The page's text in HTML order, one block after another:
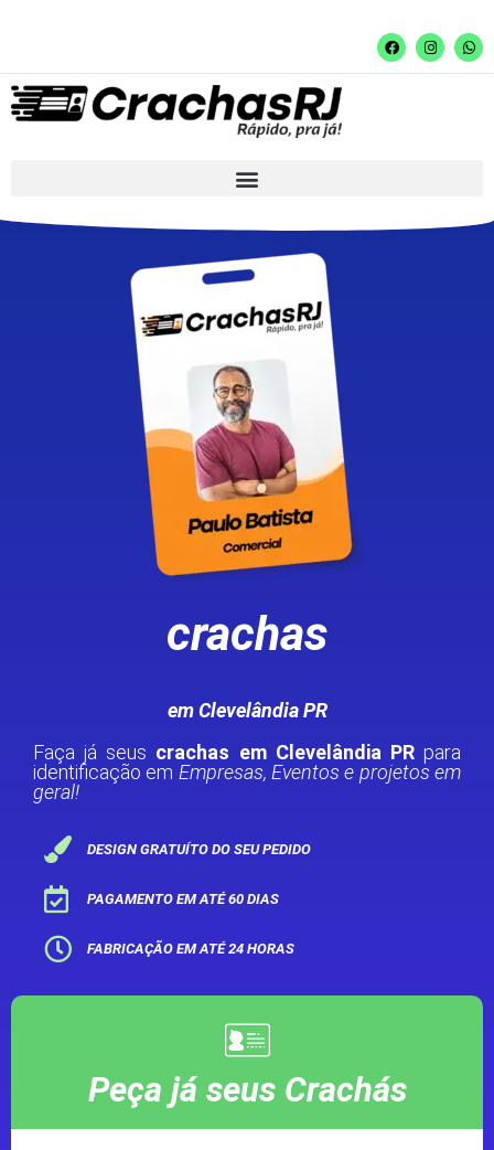
crachas
em Clevelândia PR
Faça já seus crachas em Clevelândia PRpara
identificação em Empresas, Eventos e projetos em
geral!
DESIGN GRATUÍTO DO SEU PEDIDO
PAGAMENTO EM ATÉ 60 DIAS
FABRICAÇÃO EM ATÉ 24 HORAS
Peça já seus Crachás